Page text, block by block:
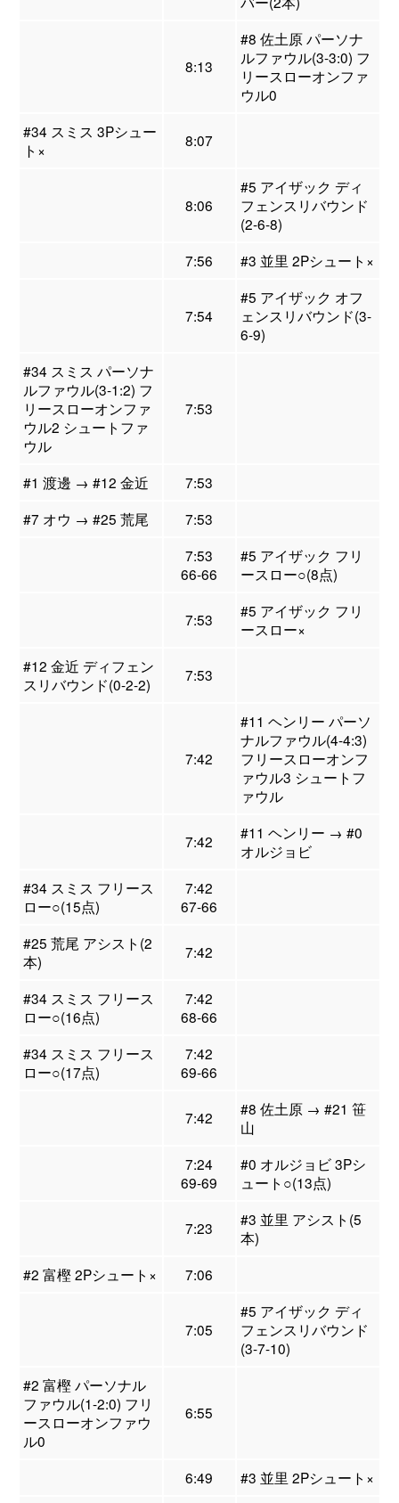
8:13
#8 佐土原 パーソナ
ルファウル(3-3:0) フ
リースローオンファ
ウル0
#34 スミス 3Pシュー
ト×
8:07
8:06
#5 アイザック ディ
フェンスリバウンド
(2-6-8)
7:56
#3 並里 2Pシュート×
7:54
#5 アイザック オフ
ェンスリバウンド(3-
6-9)
#34 スミス パーソナ
ルファウル(3-1:2) フ
リースローオンファ
ウル2 シュートファ
ウル
7:53
#1 渡邊 → #12 金近
7:53
#7 オウ → #25 荒尾
7:53
7:53
66-66
#5 アイザック フリ
ースロー○(8点)
7:53
#5 アイザック フリ
ースロー×
#12 金近 ディフェン
スリバウンド(0-2-2)
7:53
7:42
#11 ヘンリー パーソ
ナルファウル(4-4:3)
フリースローオンフ
ァウル3 シュートフ
ァウル
7:42
#11 ヘンリー → #0
オルジョビ
#34 スミス フリース
ロー○(15点)
7:42
67-66
#25 荒尾 アシスト(2
本)
7:42
#34 スミス フリース
ロー○(16点)
7:42
68-66
#34 スミス フリース
ロー○(17点)
7:42
69-66
7:42
#8 佐土原 → #21 笹
山
7:24
69-69
#0 オルジョビ 3Pシ
ュート○(13点)
7:23
#3 並里 アシスト(5
本)
#2 富樫 2Pシュート×
7:06
7:05
#5 アイザック ディ
フェンスリバウンド
(3-7-10)
#2 富樫 パーソナル
ファウル(1-2:0) フリ
ースローオンファウ
ル0
6:55
6:49 #3 並里 2Pシュート×